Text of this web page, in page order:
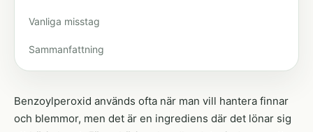
Vanliga misstag
Sammanfattning
Benzoylperoxid används ofta när man vill hantera finnar
och blemmor, men det är en ingrediens där det lönar sig